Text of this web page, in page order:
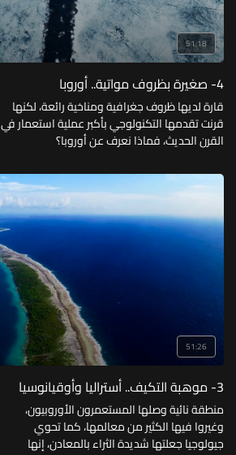
51:18
4- صغيرة بظروف مواتية.. أوروبا
قارة لديها ظروف جغرافية ومناخية رائعة، لكنها
قرنت تقدمها التكنولوجي بأكبر عملية استعمار في
القرن الحديث، فماذا نعرف عن أوروبا؟
51:26
3- موهبة التكيف.. أستراليا وأوقيانوسيا
منطقة نائية وصلها المستعمرون الأوروبيون،
وغيروا فيها الكثير من معالمها، كما تحوي
جيولوجيا جعلتها شديدة الثراء بالمعادن، إنها